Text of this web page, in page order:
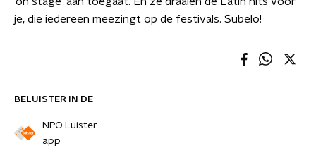
BELUISTER IN DE
NPO Luister
app
je, die iedereen meezingt op de festivals. Subelo!